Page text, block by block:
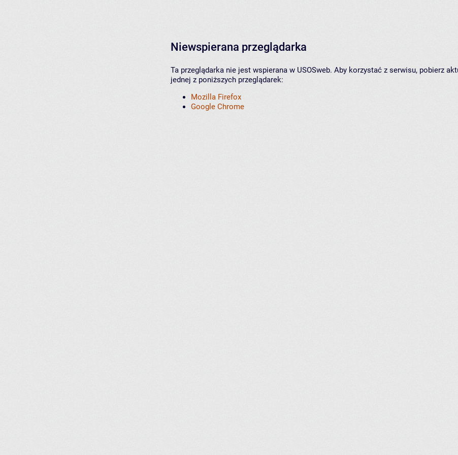
Niewspierana przeglądarka
Ta przeglądarka nie jest wspierana w USOSweb. Aby korzystać z serwisu, pobierz
jednej z poniższych przeglądarek:
Mozilla Firefox
Google Chrome